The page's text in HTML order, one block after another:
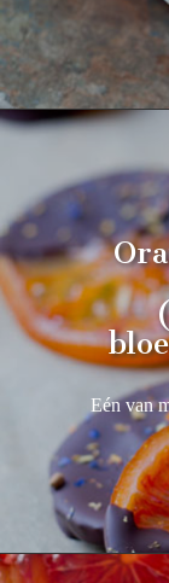
Eén van